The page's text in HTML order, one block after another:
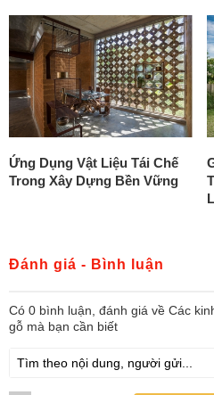
Ứng Dụng Vật Liệu Tái Chế
Trong Xây Dựng Bền Vững
Đánh giá - Bình luận
Có 0 bình luận, đánh giá về Các
gỗ mà bạn cần biết